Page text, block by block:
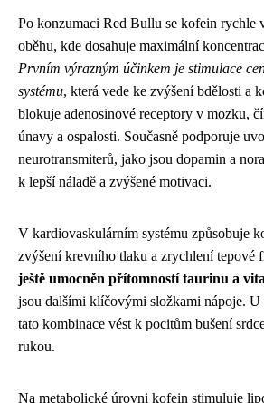
Po konzumaci Red Bullu se kofein rychle
oběhu, kde dosahuje maximální
Prvním výrazným účinkem je stimulace
systému, která vede ke zvýšení bdělosti a
blokuje adenosinové receptory v mozku,
únavy a ospalosti. Současně podporuje
neurotransmiterů, jako jsou dopamin a
k lepší náladě a zvýšené motivaci.
V kardiovaskulárním systému způsobuje
zvýšení krevního tlaku a zrychlení tepové
ještě umocněn přítomností taurinu a
jsou dalšími klíčovými složkami nápoje.
tato kombinace vést k pocitům bušení
rukou.
Na metabolické úrovni kofein stimuluje